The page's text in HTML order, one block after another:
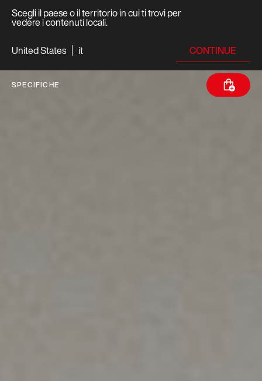
Scegli il paese o il territorio in cui ti trovi per
vedere i contenuti locali.
United States
it CONTINUE
SPECIFICHE